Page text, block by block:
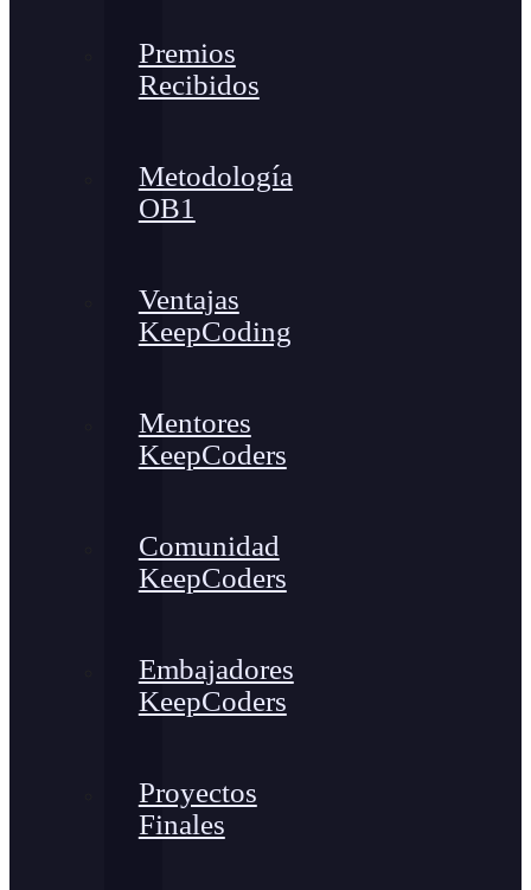
Premios
Recibidos
Metodología
OB1
Ventajas
KeepCoding
Mentores
KeepCoders
Comunidad
KeepCoders
Embajadores
KeepCoders
Proyectos
Finales